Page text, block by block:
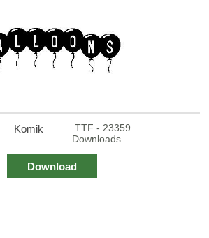
Komik
.TTF - 23359
Downloads
Download